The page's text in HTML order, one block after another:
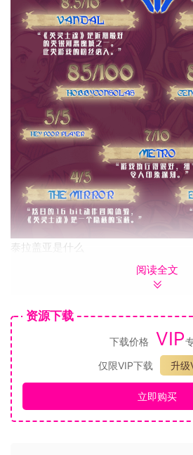
泰拉盖亚是什么
《英灵士魂Souldiers》游戏中，在亡
清爽的魂系战斗为特色的复古史诗中
能。
游戏难度曲线和相关问题正在调整处理
更新。
在遥远的阿希尔大陆，屹立着三个庞然
阅读全文
资源下载
下载价格 VIP
仅限VIP下载
升级
立即购买